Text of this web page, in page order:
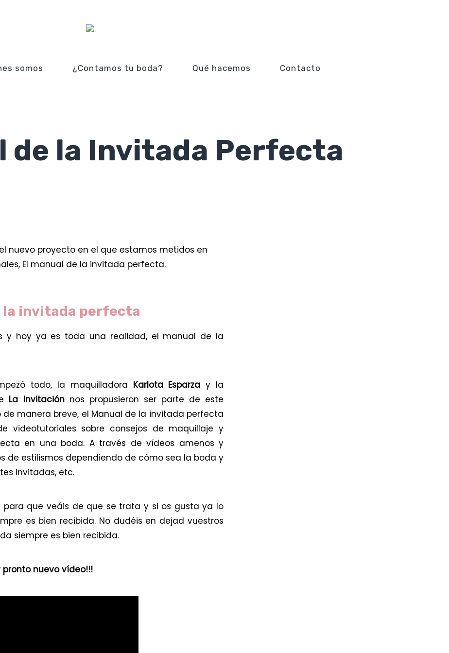
somos ¿Contamos tu boda? Qué hacemos Contacto
de la Invitada Perfecta
nuevo proyecto en el que estamos metidos en
El manual de la invitada perfecta.
la invitada perfecta
y hoy ya es toda una realidad, el manual de la
todo, la maquilladora Karlota Esparza y la
La Invitaciónnos propusieron ser parte de este
manera breve, el Manual de la invitada perfecta
videotutoriales sobre consejos de maquillaje y
en una boda. A través de vídeos amenos y
de estilismos dependiendo de cómo sea la boda y
invitadas, etc.
para que veáis de que se trata y si os gusta ya lo
es bien recibida. No dudéis en dejad vuestros
siempre es bien recibida.
pronto nuevo vídeo!!!